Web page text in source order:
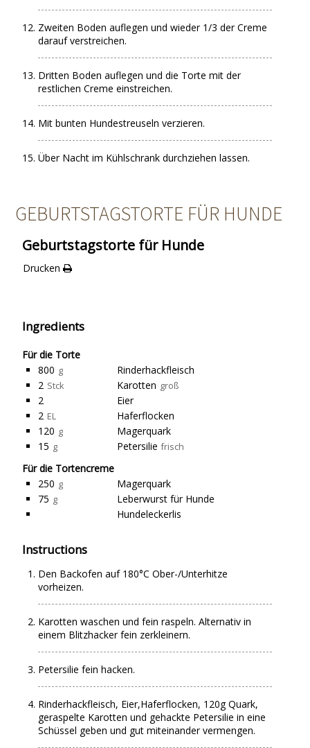
Zweiten Boden auflegen und wieder 1/3 der Creme
darauf verstreichen.
Dritten Boden auflegen und die Torte mit der
restlichen Creme einstreichen.
Mit bunten Hundestreuseln verzieren.
Über Nacht im Kühlschrank durchziehen lassen.
GEBURTSTAGSTORTE FÜR HUNDE
Geburtstagstorte für Hunde
Drucken
Ingredients
Für die Torte
800 g
Rinderhackfleisch
2 Stck Karotten groß
2
Eier
2 EL
Haferflocken
120 g
Magerquark
15 g Petersilie frisch
Für die Tortencreme
250 g
Magerquark
75 g
Leberwurst für Hunde
Hundeleckerlis
Instructions
Den Backofen auf 180°C Ober-/Unterhitze
vorheizen.
Karotten waschen und fein raspeln. Alternativ in
einem Blitzhacker fein zerkleinern.
Petersilie fein hacken.
Rinderhackfleisch, Eier,Haferflocken, 120g Quark,
geraspelte Karotten und gehackte Petersilie in eine
Schüssel geben und gut miteinander vermengen.